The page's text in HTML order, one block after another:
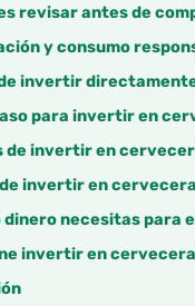
revisar antes de
y consumo
invertir
para invertir en
de invertir en
de invertir en
dinero necesitas para
invertir en